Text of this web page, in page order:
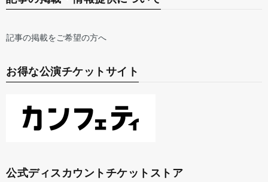
記事の掲載をご希望の方へ
お得な公演チケットサイト
公式ディスカウントチケットストア